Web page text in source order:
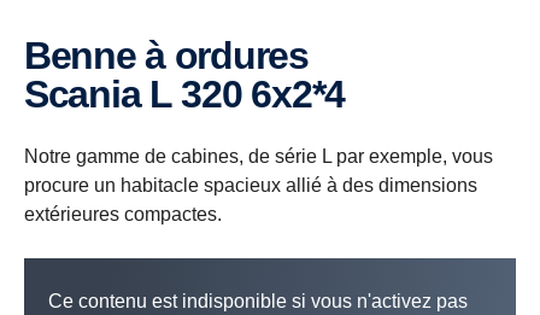
Benne à ordures
Scania L 320 6x2*4
Notre gamme de cabines, de série L par exemple, vous
procure un habitacle spacieux allié à des dimensions
extérieures compactes.
Ce contenu est indisponible si vous n'activez pas